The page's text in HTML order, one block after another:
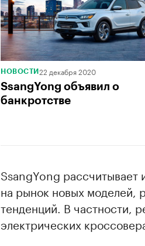
НОВОСТИ 22 декабря 2020
SsangYong объявил о
банкротстве
SsangYong рассчитывает
на рынок новых моделей,
тенденций. В частности,
электрических